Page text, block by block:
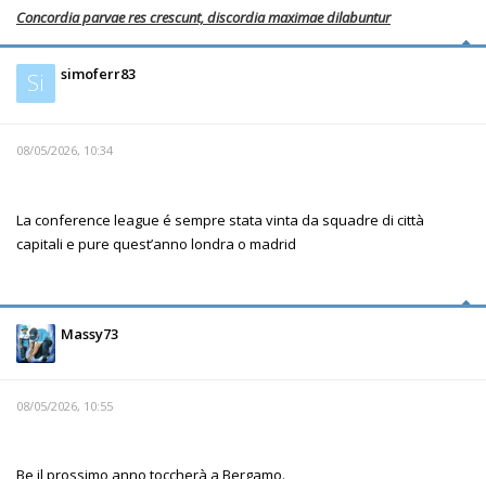
Concordia parvae res crescunt, discordia maximae dilabuntur
Si simoferr83
08/05/2026, 10:34
La conference league é sempre stata vinta da squadre di città
capitali e pure quest’anno londra o madrid
Massy73
08/05/2026, 10:55
Be il prossimo anno toccherà a Bergamo.